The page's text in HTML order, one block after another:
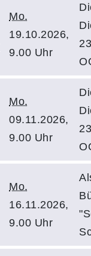
Mo.
19.10.2026,
9.00 Uhr
Mo.
09.11.2026,
9.00 Uhr
Mo.
16.11.2026,
9.00 Uhr